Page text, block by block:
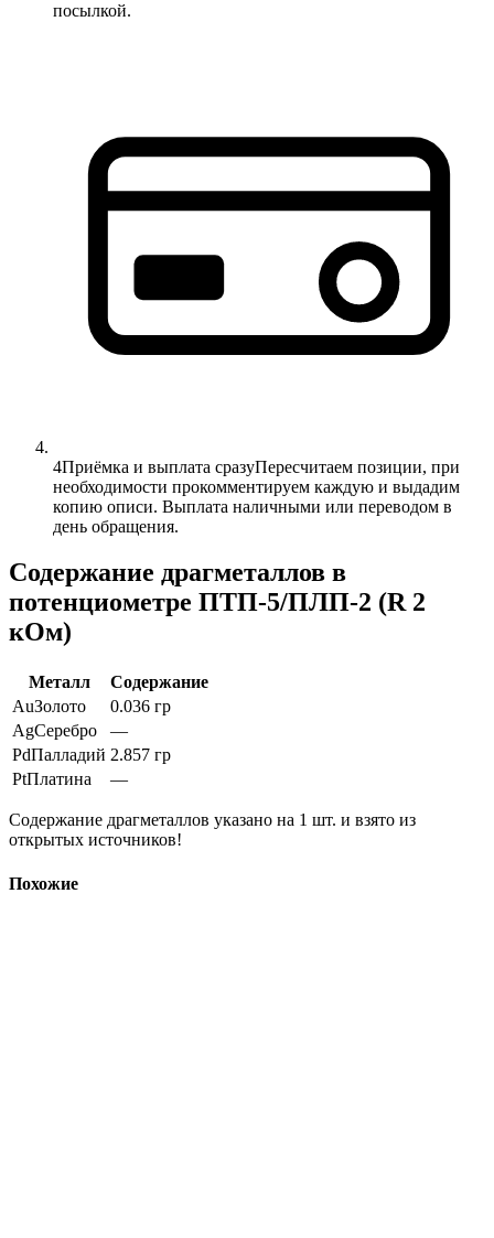
посылкой.
4Приёмка и выплата сразуПересчитаем позиции, при
необходимости прокомментируем каждую и выдадим
копию описи. Выплата наличными или переводом в
день обращения.
Содержание драгметаллов в
потенциометре ПТП-5/ПЛП-2 (R 2
кОм)
Металл
Содержание
AuЗолото
0.036 гр
AgСеребро
—
PdПалладий 2.857 гр
PtПлатина —
Содержание драгметаллов указано на 1 шт. и взято из
открытых источников!
Похожие